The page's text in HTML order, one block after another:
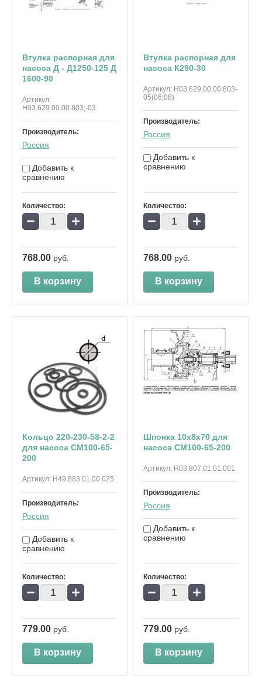
Втулка распорная для
насоса Д - Д1250-125 Д
1600-90
Артикул:
Н03.629.00.00.803;-03
Производитель:
Россия
Добавить к
сравнению
Количество:
− +
768.00 руб.
В корзину
Втулка распорная для
насоса К290-30
Артикул:Н03.629.00.00.803-
05(06;08)
Производитель:
Россия
Добавить к
сравнению
Количество:
− +
768.00 руб.
В корзину
Кольцо 220-230-58-2-2
для насоса СМ100-65-
200
Артикул: Н49.883.01.00.025
Производитель:
Россия
Добавить к
сравнению
Количество:
− +
779.00 руб.
В корзину
Шпонка 10х8х70 для
насоса СМ100-65-200
Артикул:Н03.807.01.01.001
Производитель:
Россия
Добавить к
сравнению
Количество:
− +
779.00 руб.
В корзину